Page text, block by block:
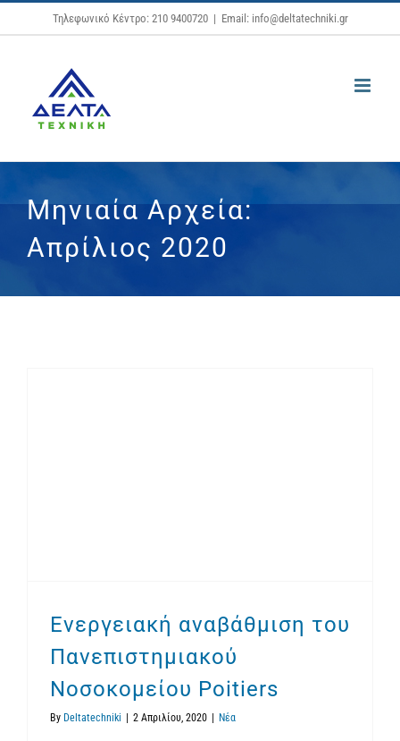
Μετάβαση
στο
Τηλεφωνικό Κέντρο: 210 9400720 | Email: info@deltatechniki.gr
Μηνιαία Αρχεία:
Απρίλιος 2020
Ενεργειακή αναβάθμιση του
Πανεπιστημιακού
Νοσοκομείου Poitiers
By Deltatechniki 2 Απριλίου, 2020 Νέα